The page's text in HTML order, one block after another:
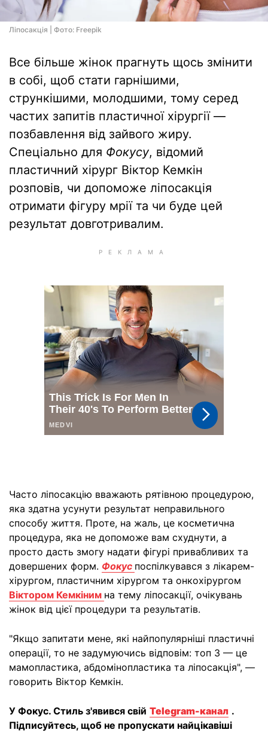
Ліпосакція | Фото: Freepik
Все більше жінок прагнуть щось змінити
в собі, щоб стати гарнішими,
стрункішими, молодшими, тому серед
частих запитів пластичної хірургії —
позбавлення від зайвого жиру.
Спеціально для Фокусу, відомий
пластичний хірург Віктор Кемкін
розповів, чи допоможе ліпосакція
отримати фігуру мрії та чи буде цей
результат довготривалим.
Часто ліпосакцію вважають рятівною процедурою,
яка здатна усунути результат неправильного
способу життя. Проте, на жаль, це косметична
процедура, яка не допоможе вам схуднути, а
просто дасть змогу надати фігурі привабливих та
довершених форм. Фокус поспілкувався з лікарем-
хірургом, пластичним хірургом та онкохірургом
Віктором Кемкіним на тему ліпосакції, очікувань
жінок від цієї процедури та результатів.
"Якщо запитати мене, які найпопулярніші пластичні
операції, то не задумуючись відповім: топ 3 — це
мамопластика, абдомінопластика та ліпосакція", —
говорить Віктор Кемкін.
У Фокус. Стиль з'явився свій Telegram-канал .
Підписуйтесь, щоб не пропускати найцікавіші